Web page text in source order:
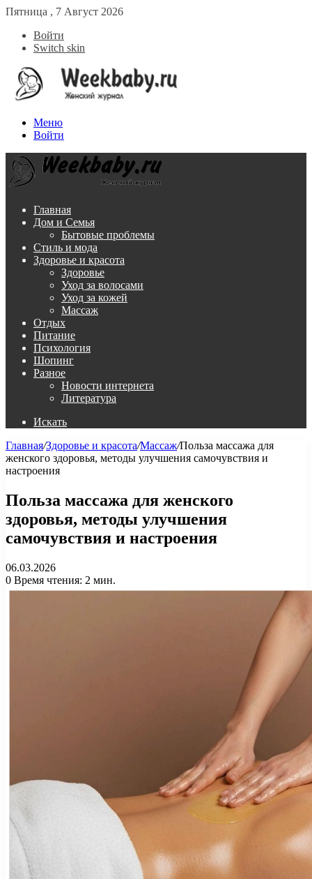
Пятница , 7 Август 2026
Войти
Switch skin
Меню
Войти
Главная
Дом и Семья
Бытовые проблемы
Стиль и мода
Здоровье и красота
Здоровье
Уход за волосами
Уход за кожей
Массаж
Отдых
Питание
Психология
Шопинг
Разное
Новости интернета
Литература
Искать
Главная/Здоровье и красота/Массаж/Польза массажа для
женского здоровья, методы улучшения самочувствия и
настроения
Польза массажа для женского
здоровья, методы улучшения
самочувствия и настроения
06.03.2026
0 Время чтения: 2 мин.